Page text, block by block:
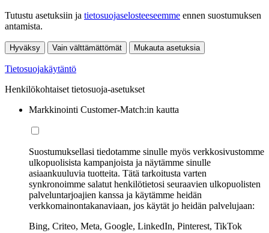
Tutustu asetuksiin ja tietosuojaselosteeseemme ennen suostumuksen
antamista.
Hyväksy Vain välttämättömät Mukauta asetuksia
Tietosuojakäytäntö
Henkilökohtaiset tietosuoja-asetukset
Markkinointi Customer-Match:in kautta
Suostumuksellasi tiedotamme sinulle myös verkkosivustomme
ulkopuolisista kampanjoista ja näytämme sinulle
asiaankuuluvia tuotteita. Tätä tarkoitusta varten
synkronoimme salatut henkilötietosi seuraavien ulkopuolisten
palveluntarjoajien kanssa ja käytämme heidän
verkkomainontakanaviaan, jos käytät jo heidän palvelujaan:
Bing, Criteo, Meta, Google, LinkedIn, Pinterest, TikTok